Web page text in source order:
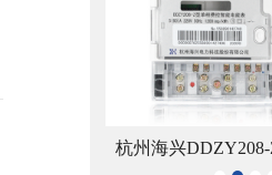
杭州海兴DDZY208-